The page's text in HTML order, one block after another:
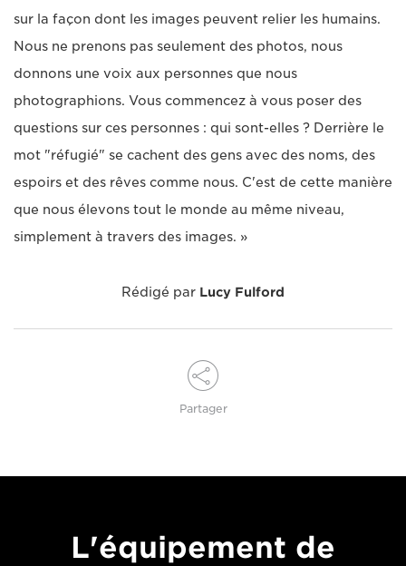
sur la façon dont les images peuvent relier les humains.
Nous ne prenons pas seulement des photos, nous
donnons une voix aux personnes que nous
photographions. Vous commencez à vous poser des
questions sur ces personnes : qui sont-elles ? Derrière le
mot "réfugié" se cachent des gens avec des noms, des
espoirs et des rêves comme nous. C'est de cette manière
que nous élevons tout le monde au même niveau,
simplement à travers des images. »
Rédigé par Lucy Fulford
Partager
L'équipement de